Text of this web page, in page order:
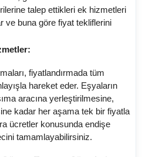
talep ettikleri ek hizmetleri
ve buna göre fiyat tekliflerini
fiyatlandırmada tüm
hareket eder. Eşyaların
aracına yerleştirilmesine,
kadar her aşama tek bir fiyatla
ücretler konusunda endişe
tamamlayabilirsiniz.